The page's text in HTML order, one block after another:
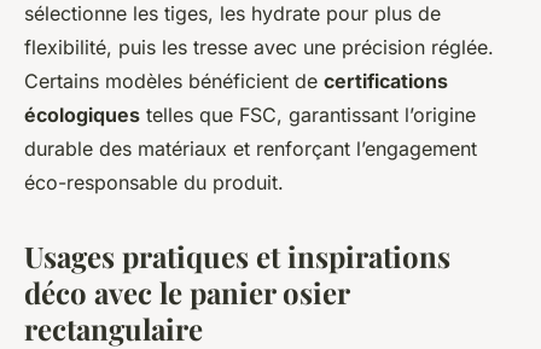
sélectionne les tiges, les hydrate pour plus de
flexibilité, puis les tresse avec une précision réglée.
Certains modèles bénéficient de certifications
écologiques telles que FSC, garantissant l’origine
durable des matériaux et renforçant l’engagement
éco-responsable du produit.
Usages pratiques et inspirations
déco avec le panier osier
rectangulaire